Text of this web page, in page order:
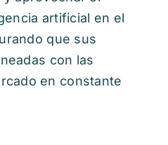
artificial en el
que sus
con las
en constante